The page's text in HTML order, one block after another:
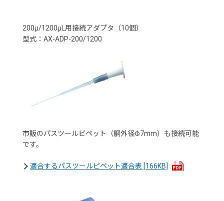
200µ/1200µL用接続アダプタ（10個）
型式：AX-ADP-200/1200
市販のパスツールピペット（胴外径Φ7mm）も接続可能
です。
適合するパスツールピペット適合表 [166KB]